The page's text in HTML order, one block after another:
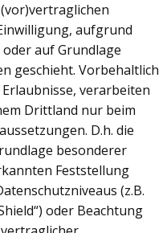
aufgrund
auf Grundlage
geschieht. Vorbehaltlich
verarbeiten
Drittland nur beim
D.h. die
besonderer
Feststellung
(z.B.
oder Beachtung